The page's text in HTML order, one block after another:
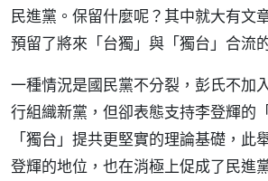
民進黨。保留什麼呢？其中就大有文
預留了將來「台獨」與「獨台」合流
一種情況是國民黨不分裂，彭氏不加
行組織新黨，但卻表態支持李登輝的
「獨台」提共更堅實的理論基礎，此
登輝的地位，也在消極上促成了民進